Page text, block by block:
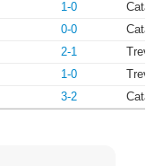
1-0
0-0
2-1
1-0
3-2